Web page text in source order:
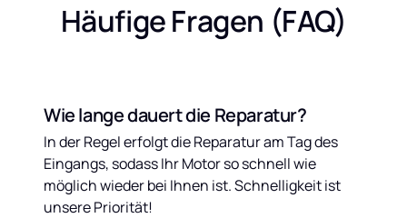
Häufige Fragen (FAQ)
Wie lange dauert die Reparatur?
In der Regel erfolgt die Reparatur am Tag des
Eingangs, sodass Ihr Motor so schnell wie
möglich wieder bei Ihnen ist. Schnelligkeit ist
unsere Priorität!